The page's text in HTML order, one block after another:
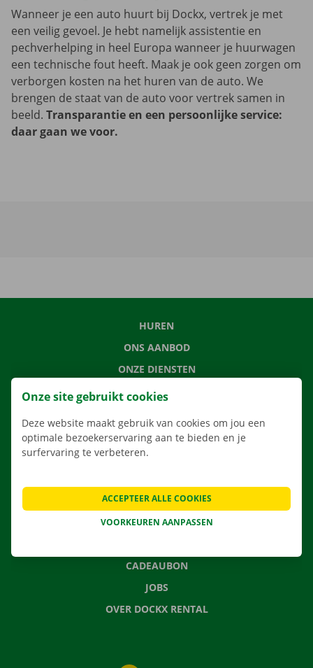
Wanneer je een auto huurt bij Dockx, vertrek je met
een veilig gevoel. Je hebt namelijk assistentie en
pechverhelping in heel Europa wanneer je huurwagen
een technische fout heeft. Maak je ook geen zorgen om
verborgen kosten na het huren van de auto. We
brengen de staat van de auto voor vertrek samen in
beeld. Transparantie en een persoonlijke service:
daar gaan we voor.
HUREN
ONS AANBOD
ONZE DIENSTEN
LOCATIES
VERHUISOPLOSSINGEN
CONTACTEER ONS
VEELGESTELDE VRAGEN
CADEAUBON
JOBS
OVER DOCKX RENTAL
Onze site gebruikt cookies
Deze website maakt gebruik van cookies om jou een
optimale bezoekerservaring aan te bieden en je
surfervaring te verbeteren.
VOORKEUREN AANPASSEN
ACCEPTEER ALLE COOKIES